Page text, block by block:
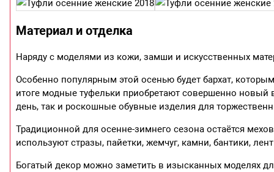
Материал и отделка
Наряду с моделями из кожи, замши и искусственных
Особенно популярным этой осенью будет бархат,
итоге модные туфельки приобретают совершенно
день, так и роскошные обувные изделия для
Традиционной для осенне-зимнего сезона остаётся
используют стразы, пайетки, жемчуг, камни, бантики,
Богатый декор можно заметить в изысканных моделях